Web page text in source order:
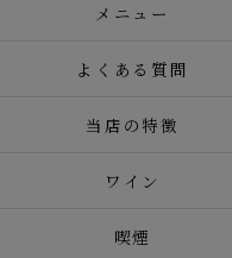
メニュー
よくある質問
当店の特徴
ワイン
喫煙